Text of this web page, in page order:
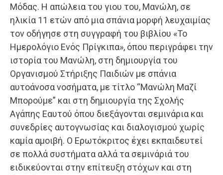
Μόδας. Η απώλεια του γιου του, Μανώλη, σε
ηλικία 11 ετών από μια σπάνια μορφή λευχαιμίας
τον οδήγησε στη συγγραφή του βιβλίου «Το
Ημερολόγιο Ενός Πρίγκιπα», όπου περιγράφει την
ιστορία του Μανώλη, στη δημιουργία του
Οργανισμού Στήριξης Παιδιών με σπάνια
αυτοάνοσα νοσήματα, με τίτλο “Μανώλη Μαζί
Μπορούμε” και στη δημιουργία της Σχολής
Αγάπης Εαυτού όπου διεξάγονται σεμινάρια και
συνεδρίες αυτογνωσίας και διαλογισμού χωρίς
καμία αμοιβή. Ο Ερωτόκριτος έχει εκπαιδευτεί
σε πολλά συστήματα αλλά τα σεμινάριά του
ειδικεύονται στην επίτευξη στόχων και στη